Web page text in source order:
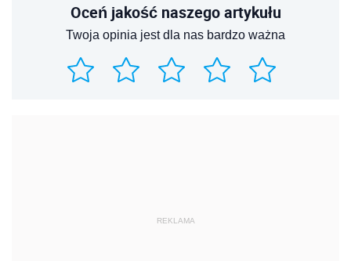
Oceń jakość naszego artykułu
Twoja opinia jest dla nas bardzo ważna
REKLAMA